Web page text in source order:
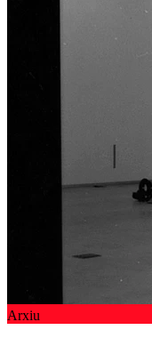
Arxiu